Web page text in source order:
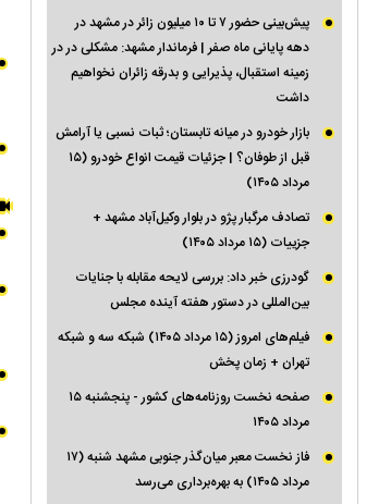
پیش‌بینی حضور ۷ تا ۱۰ میلیون زائر در مشهد در
دهه پایانی ماه صفر | فرماندار مشهد: مشکلی در در
زمینه استقبال، پذیرایی و بدرقه زائران نخواهیم
داشت
بازار خودرو در میانه تابستان؛ ثبات نسبی یا آرامش
قبل از طوفان؟ | جزئیات قیمت انواع خودرو (۱۵
مرداد ۱۴۰۵)
تصادف مرگبار پژو در بلوار وکیل‌آباد مشهد +
جزییات (۱۵ مرداد ۱۴۰۵)
گودرزی خبر داد: بررسی لایحه مقابله با جنایات
بین‌المللی در دستور هفته آینده مجلس
فیلم‌های امروز (۱۵ مرداد ۱۴۰۵) شبکه سه و شبکه
تهران + زمان پخش
صفحه نخست روزنامه‌های کشور - پنجشنبه ۱۵
مرداد ۱۴۰۵
فاز نخست معبر میان‌گذر جنوبی مشهد شنبه (۱۷
مرداد ۱۴۰۵) به بهره‌برداری می‌رسد